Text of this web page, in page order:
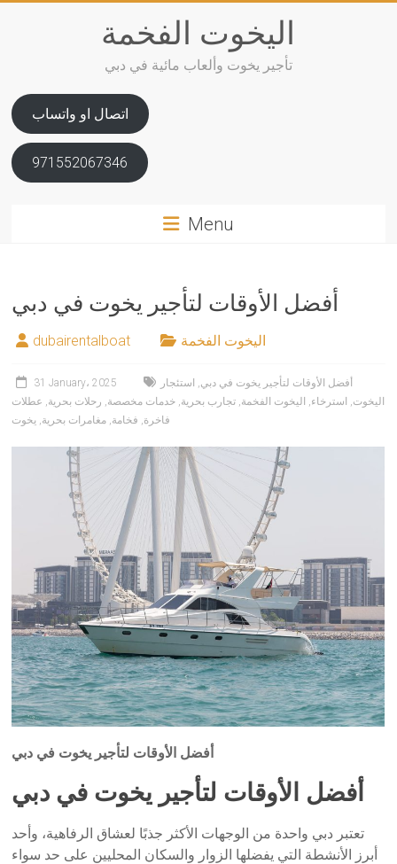
اليخوت الفخمة
تأجير يخوت وألعاب مائية في دبي
اتصال او واتساب
971552067346
Menu
أفضل الأوقات لتأجير يخوت في دبي
dubairentalboat اليخوت الفخمة
31 January، 2025 أفضل الأوقات لتأجير يخوت في دبي, استئجار
اليخوت, استرخاء, اليخوت الفخمة, تجارب بحرية, خدمات مخصصة, رحلات بحرية, عطلات
فاخرة, فخامة, مغامرات بحرية, يخوت
أفضل الأوقات لتأجير يخوت في دبي
أفضل الأوقات لتأجير يخوت في دبي
تعتبر دبي واحدة من الوجهات الأكثر جذبًا لعشاق الرفاهية، وأحد
أبرز الأنشطة التي يفضلها الزوار والسكان المحليين على حد سواء